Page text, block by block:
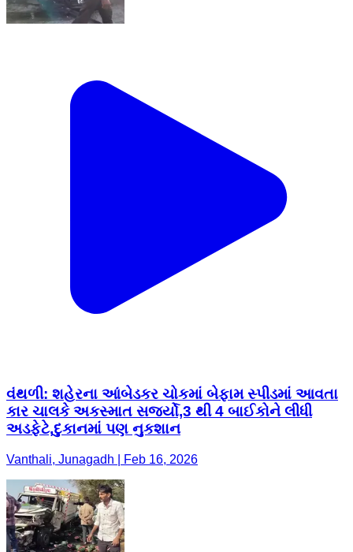
વંથળી: શહેરના આંબેડકર ચોકમાં બેફામ સ્પીડમાં આવતા
કાર ચાલકે અકસ્માત સર્જ્યો,3 થી 4 બાઈકોને લીધી
અડફેટે,દુકાનમાં પણ નુકશાન
Vanthali, Junagadh | Feb 16, 2026